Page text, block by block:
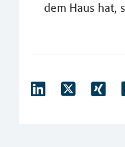
dem Haus hat,